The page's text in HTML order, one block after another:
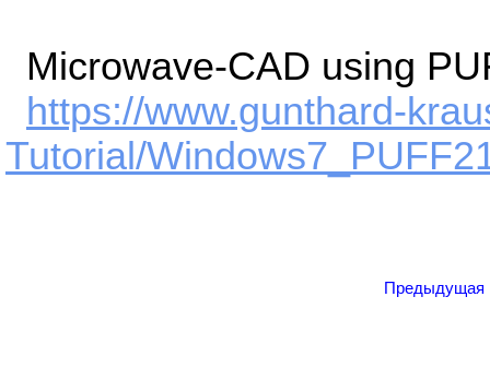
Microwave-CAD using
https://www.gunthard-
Tutorial/
Предыдущая